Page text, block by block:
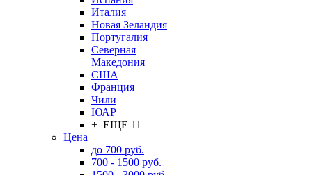
Италия
Новая Зеландия
Португалия
Северная
Македония
США
Франция
Чили
ЮАР
+ ЕЩЕ 11
Цена
до 700 руб.
700 - 1500 руб.